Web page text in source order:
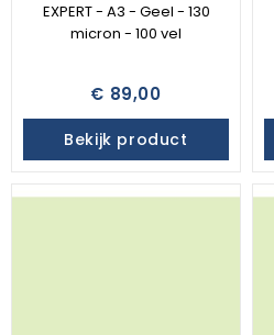
EXPERT - A3 - Geel - 130
micron - 100 vel
€ 89,00
Bekijk product